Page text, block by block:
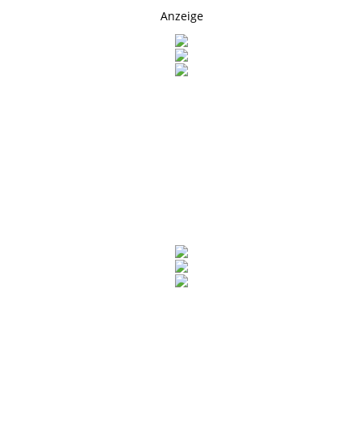
Anzeige